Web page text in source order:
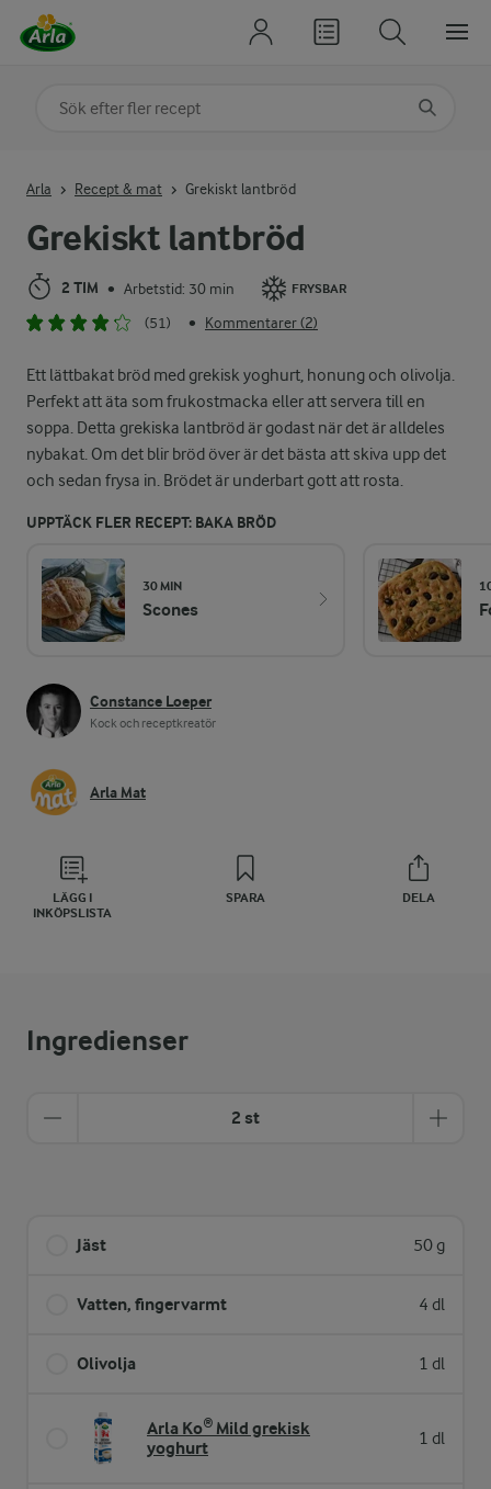
Grekiskt lantbröd
2 TIM • Arbetstid: 30 min FRYSBAR
(51) • Kommentarer (2)
Ett lättbakat bröd med grekisk yoghurt, honung och olivolja.
Perfekt att äta som frukostmacka eller att servera till en
soppa. Detta grekiska lantbröd är godast när det är alldeles
nybakat. Om det blir bröd över är det bästa att skiva upp det
och sedan frysa in. Brödet är underbart gott att rosta.
UPPTÄCK FLER RECEPT: BAKA BRÖD
30 MIN
Scones
Constance Loeper
Kock och receptkreatör
Arla Mat
LÄGG I
INKÖPSLISTA
SPARA DELA
Arla Recept & mat Grekiskt lantbröd
Ingredienser
2 st
Jäst 50 g
Vatten, fingervarmt 4 dl
Olivolja 1 dl
Arla Ko® Mild grekisk
yoghurt
1 dl
Sök på kategori eller ingrediens